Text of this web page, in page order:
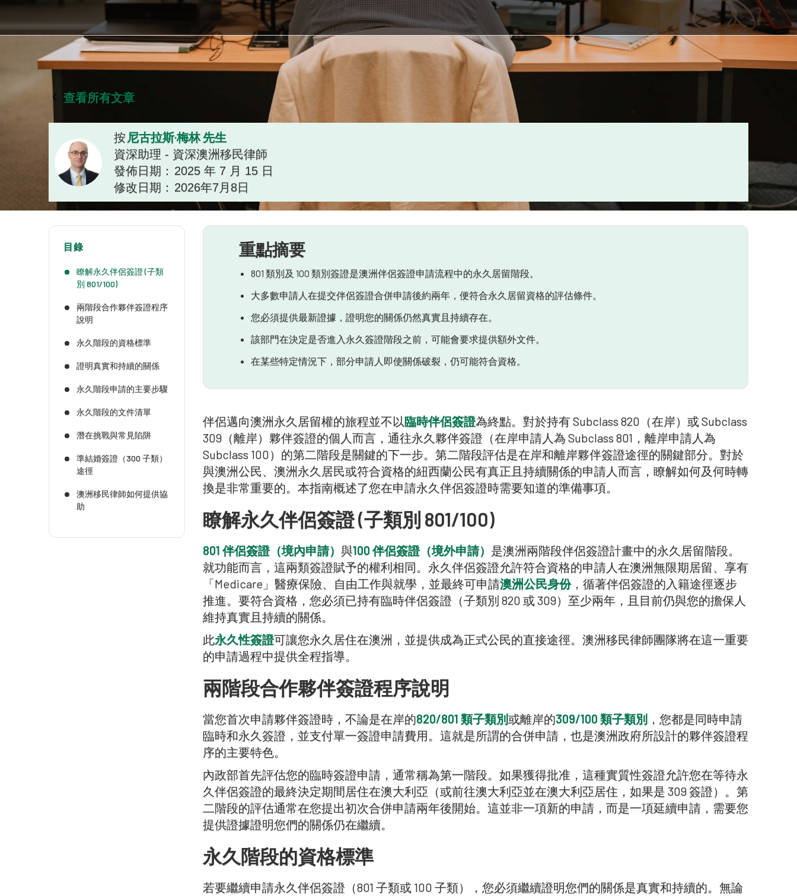
查看所有文章
按 尼古拉斯·梅林 先生
資深助理 - 資深澳洲移民律師
發佈日期： 2025 年 7 月 15 日
修改日期： 2026年7月8日
目錄
瞭解永久伴侶簽證 (子類
別 801/100)
兩階段合作夥伴簽證程序
說明
永久階段的資格標準
證明真實和持續的關係
永久階段申請的主要步驟
永久階段的文件清單
潛在挑戰與常見陷阱
準結婚簽證（300 子類）
途徑
澳洲移民律師如何提供協
助
重點摘要
801 類別及 100 類別簽證是澳洲伴侶簽證申請流程中的永久居留階段。
大多數申請人在提交伴侶簽證合併申請後約兩年，便符合永久居留資格的評估條件。
您必須提供最新證據，證明您的關係仍然真實且持續存在。
該部門在決定是否進入永久簽證階段之前，可能會要求提供額外文件。
在某些特定情況下，部分申請人即使關係破裂，仍可能符合資格。
伴侶邁向澳洲永久居留權的旅程並不以臨時伴侶簽證為終點。對於持有 Subclass 820（在岸）或 Subclass
309（離岸）夥伴簽證的個人而言，通往永久夥伴簽證（在岸申請人為 Subclass 801，離岸申請人為
Subclass 100）的第二階段是關鍵的下一步。第二階段評估是在岸和離岸夥伴簽證途徑的關鍵部分。對於
與澳洲公民、澳洲永久居民或符合資格的紐西蘭公民有真正且持續關係的申請人而言，瞭解如何及何時轉
換是非常重要的。本指南概述了您在申請永久伴侶簽證時需要知道的準備事項。
瞭解永久伴侶簽證 (子類別 801/100)
801 伴侶簽證（境內申請） 與100 伴侶簽證（境外申請） 是澳洲兩階段伴侶簽證計畫中的永久居留階段。
就功能而言，這兩類簽證賦予的權利相同。永久伴侶簽證允許符合資格的申請人在澳洲無限期居留、享有
「Medicare」醫療保險、自由工作與就學，並最終可申請澳洲公民身份，循著伴侶簽證的入籍途徑逐步
推進。要符合資格，您必須已持有臨時伴侶簽證（子類別 820 或 309）至少兩年，且目前仍與您的擔保人
維持真實且持續的關係。
此永久性簽證可讓您永久居住在澳洲，並提供成為正式公民的直接途徑。澳洲移民律師團隊將在這一重要
的申請過程中提供全程指導。
兩階段合作夥伴簽證程序說明
當您首次申請夥伴簽證時，不論是在岸的820/801 類子類別或離岸的309/100 類子類別 ，您都是同時申請
臨時和永久簽證，並支付單一簽證申請費用。這就是所謂的合併申請，也是澳洲政府所設計的夥伴簽證程
序的主要特色。
內政部首先評估您的臨時簽證申請，通常稱為第一階段。如果獲得批准，這種實質性簽證允許您在等待永
久伴侶簽證的最終決定期間居住在澳大利亞（或前往澳大利亞並在澳大利亞居住，如果是 309 簽證）。第
二階段的評估通常在您提出初次合併申請兩年後開始。這並非一項新的申請，而是一項延續申請，需要您
提供證據證明您們的關係仍在繼續。
永久階段的資格標準
若要繼續申請永久伴侶簽證（801 子類或 100 子類），您必須繼續證明您們的關係是真實和持續的。無論